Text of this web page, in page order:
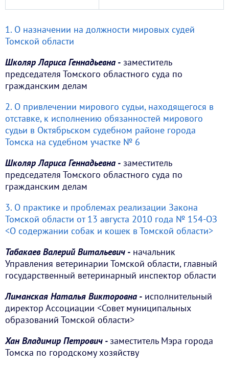
1. О назначении на должности мировых судей
Томской области
Школяр Лариса Геннадьевна - заместитель
председателя Томского областного суда по
гражданским делам
2. О привлечении мирового судьи, находящегося в
отставке, к исполнению обязанностей мирового
судьи в Октябрьском судебном районе города
Томска на судебном участке № 6
Школяр Лариса Геннадьевна - заместитель
председателя Томского областного суда по
гражданским делам
3. О практике и проблемах реализации Закона
Томской области от 13 августа 2010 года № 154-ОЗ
<О содержании собак и кошек в Томской области>
Табакаев Валерий Витальевич - начальник
Управления ветеринарии Томской области, главный
государственный ветеринарный инспектор области
Лиманская Наталья Викторовна - исполнительный
директор Ассоциации <Совет муниципальных
образований Томской области>
Хан Владимир Петрович -заместитель Мэра города
Томска по городскому хозяйству